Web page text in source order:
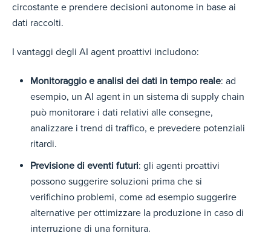
circostante e prendere decisioni autonome in base ai
dati raccolti.
I vantaggi degli AI agent proattivi includono:
Monitoraggio e analisi dei dati in tempo reale: ad
esempio, un AI agent in un sistema di supply chain
può monitorare i dati relativi alle consegne,
analizzare i trend di traffico, e prevedere potenziali
ritardi.
Previsione di eventi futuri: gli agenti proattivi
possono suggerire soluzioni prima che si
verifichino problemi, come ad esempio suggerire
alternative per ottimizzare la produzione in caso di
interruzione di una fornitura.